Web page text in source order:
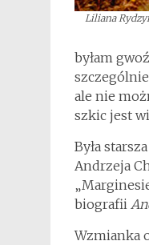
Liliana
byłam
ale nie
szkic jest
Była
Andrzeja
biografii
Wzmianka